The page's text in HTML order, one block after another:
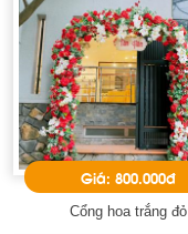
Giá: 800.000đ
Cổng hoa trắng đỏ